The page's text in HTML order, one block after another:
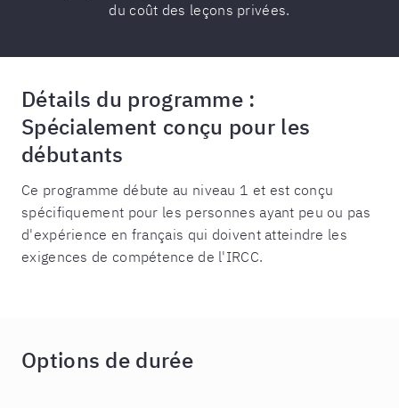
du coût des leçons privées.
Détails du programme :
Spécialement conçu pour les
débutants
Ce programme débute au niveau 1 et est conçu
spécifiquement pour les personnes ayant peu ou pas
d'expérience en français qui doivent atteindre les
exigences de compétence de l'IRCC.
Options de durée